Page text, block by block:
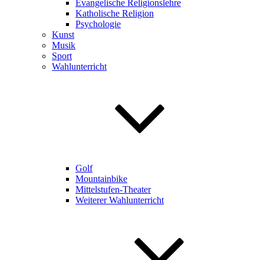
Evangelische Religionslehre
Katholische Religion
Psychologie
Kunst
Musik
Sport
Wahlunterricht
Golf
Mountainbike
Mittelstufen-Theater
Weiterer Wahlunterricht